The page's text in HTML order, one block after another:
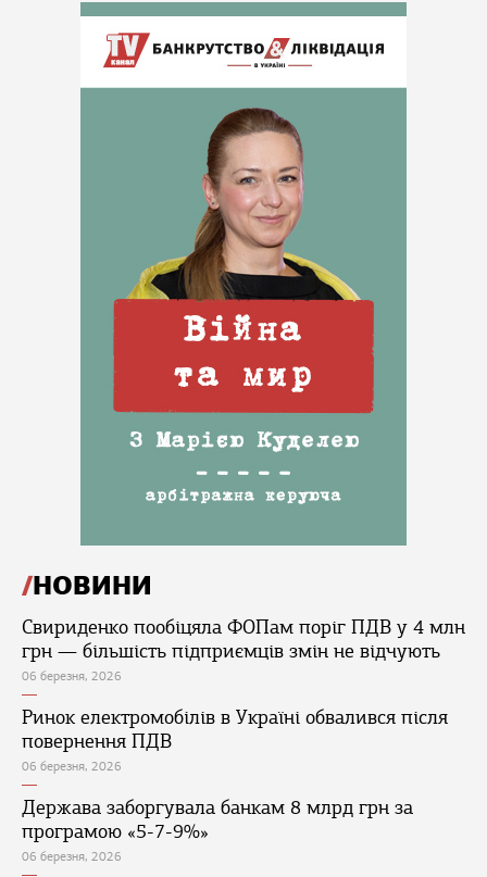
НОВИНИ
Свириденко пообіцяла ФОПам поріг ПДВ у 4 млн
грн — більшість підприємців змін не відчують
06 березня, 2026
Ринок електромобілів в Україні обвалився після
повернення ПДВ
06 березня, 2026
Держава заборгувала банкам 8 млрд грн за
програмою «5-7-9%»
06 березня, 2026